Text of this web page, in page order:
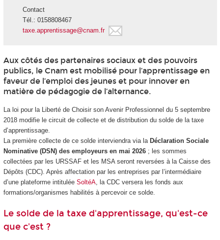
Contact
Tél.: 0158808467
taxe.apprentissage@cnam.fr
Aux côtés des partenaires sociaux et des pouvoirs
publics, le Cnam est mobilisé pour l’apprentissage en
faveur de l’emploi des jeunes et pour innover en
matière de pédagogie de l’alternance.
La loi pour la Liberté de Choisir son Avenir Professionnel du 5 septembre
2018 modifie le circuit de collecte et de distribution du solde de la taxe
d’apprentissage.
La première collecte de ce solde interviendra via la Déclaration Sociale
Nominative (DSN) des employeurs en mai 2026; les sommes
collectées par les URSSAF et les MSA seront reversées à la Caisse des
Dépôts (CDC). Après affectation par les entreprises par l’intermédiaire
d’une plateforme intitulée SoltéA, la CDC versera les fonds aux
formations/organismes habilités à percevoir ce solde.
Le solde de la taxe d'apprentissage, qu'est-ce
que c'est ?